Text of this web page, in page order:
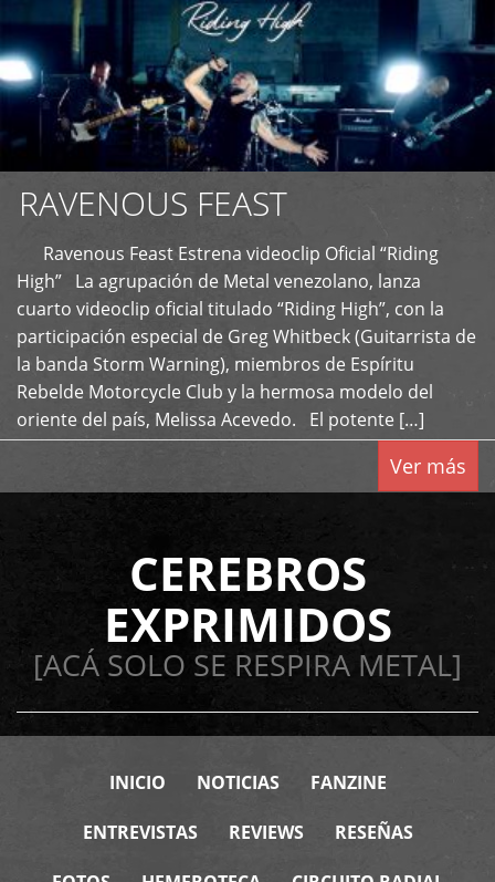
RAVENOUS FEAST
Ravenous Feast Estrena videoclip Oficial “Riding
High” La agrupación de Metal venezolano, lanza
cuarto videoclip oficial titulado “Riding High”, con la
participación especial de Greg Whitbeck (Guitarrista de
la banda Storm Warning), miembros de Espíritu
Rebelde Motorcycle Club y la hermosa modelo del
oriente del país, Melissa Acevedo. El potente […]
Ver más
CEREBROS
EXPRIMIDOS
[ACÁ SOLO SE RESPIRA METAL]
INICIO NOTICIAS FANZINE
ENTREVISTAS REVIEWS RESEÑAS